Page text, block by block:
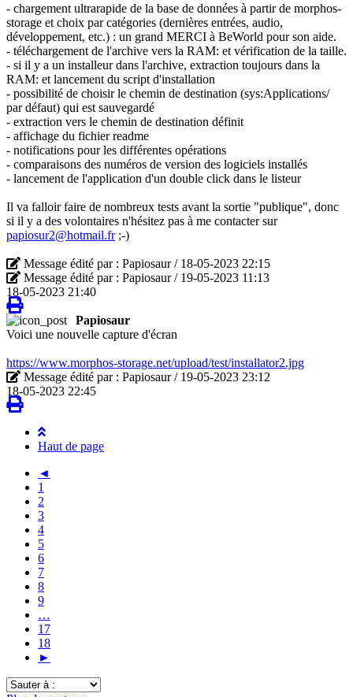
- chargement ultrarapide de la base de données à partir de morphos-
storage et choix par catégories (dernières entrées, audio,
développement, etc.) : un grand MERCI à BeWorld pour son aide.
- téléchargement de l'archive vers la RAM: et vérification de la taille.
- si il y a un installeur dans l'archive, extraction toujours dans la
RAM: et lancement du script d'installation
- possibilité de choisir le chemin de destination (sys:Applications/
par défaut) qui est sauvegardé
- extraction vers le chemin de destination définit
- affichage du fichier readme
- notifications pour les différentes opérations
- comparaisons des numéros de version des logiciels installés
- lancement de l'application d'un double click dans le listeur
Il va falloir faire de nombreux tests avant la sortie "publique", donc
si il y a des volontaires n'hésitez pas à me contacter sur
papiosur2@hotmail.fr;-)
Message édité par : Papiosaur / 18-05-2023 22:15
Message édité par : Papiosaur / 19-05-2023 11:13
18-05-2023 21:40
Papiosaur
Voici une nouvelle capture d'écran
https://www.morphos-storage.net/upload/test/installator2.jpg
Message édité par : Papiosaur / 19-05-2023 23:12
18-05-2023 22:45
Haut de page
◄
1
2
3
4
5
6
7
8
9
…
17
18
►
Sauter